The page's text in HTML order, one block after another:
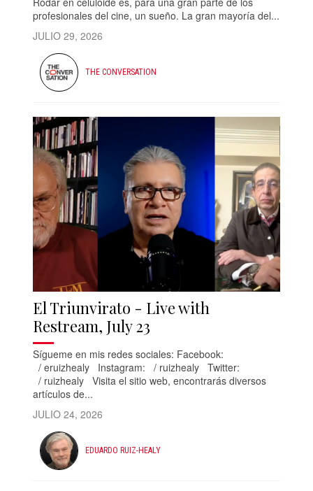
profesionales del cine, un sueño. La gran mayoría del...
JULIO 29, 2026
THE CONVERSATION
El Triunvirato - Live with
Restream, July 23
Sígueme en mis redes sociales: Facebook:
/ eruizhealy Instagram: / ruizhealy Twitter:
/ ruizhealy Visita el sitio web, encontrarás diversos
artículos de...
JULIO 24, 2026
EDUARDO RUIZ-HEALY